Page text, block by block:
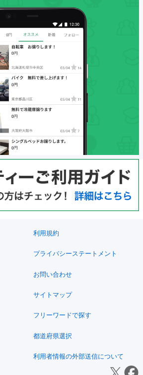
利用規約
プライバシーステートメント
お問い合わせ
サイトマップ
フリーワードで探す
都道府県選択
利用者情報の外部送信について